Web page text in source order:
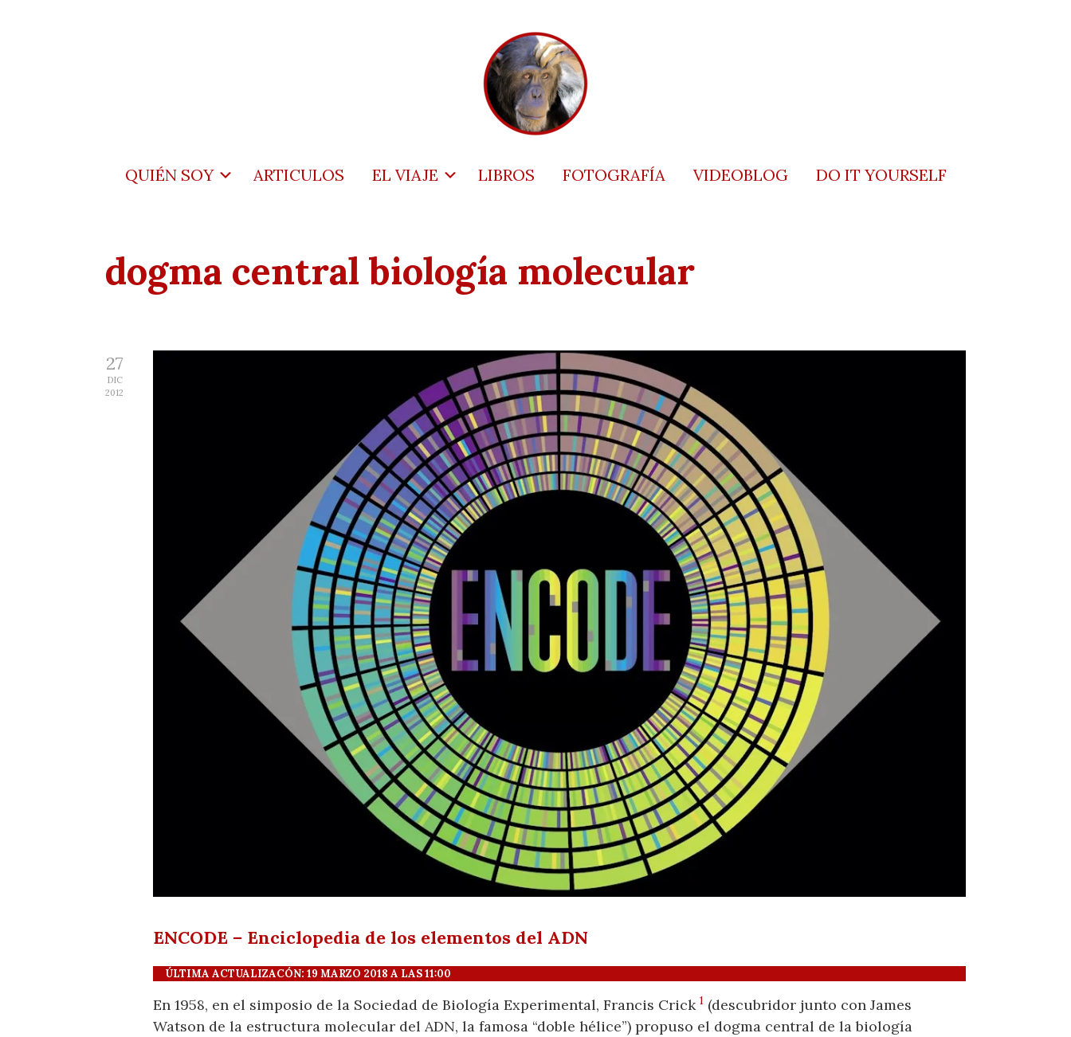
QUIÉN SOY ARTICULOS EL VIAJE LIBROS FOTOGRAFÍA VIDEOBLOG DO IT YOURSELF
dogma central biología molecular
27
DIC
2012
ENCODE – Enciclopedia de los elementos del ADN
ÚLTIMA ACTUALIZACÓN: 19 MARZO 2018 A LAS 11:00
En 1958, en el simposio de la Sociedad de Biología Experimental, Francis Crick 1 (descubridor junto con James
Watson de la estructura molecular del ADN, la famosa “doble hélice”) propuso el dogma central de la biología